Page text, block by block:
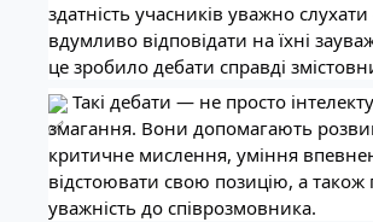
здатність учасників уважно слухати
вдумливо відповідати на їхні
це зробило дебати справді
Такі дебати — не просто
змагання. Вони допомагають
критичне мислення, уміння
відстоювати свою позицію, а також
уважність до співрозмовника.